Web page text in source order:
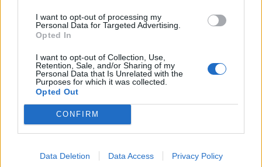
I want to opt-out of processing my
Personal Data for Targeted Advertising.
Opted In
I want to opt-out of Collection, Use,
Retention, Sale, and/or Sharing of my
Personal Data that Is Unrelated with the
Purposes for which it was collected.
Opted Out
CONFIRM
Data Deletion Data Access Privacy Policy
Για βόλτα στο Λιτόχωρο
Προτείνουμε οπωσδήποτε μια βόλτα στο Φαράγγι
του Ενιπέα, τοΝτίσκο Ρωμέικοκαι το
Έπειτα φαγητό στα ταβερνάκια της περιοχής ή για
να έχετε και ωραία θέα, το εστιατόριο
Κατεβείτε και στην Πλάκα Λιτοχώρου και κάντε
μια στάση στοCavo Dimo , για να πιείτε καφέ ή